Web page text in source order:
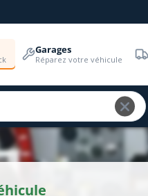
Garages
Réparez votre véhicule